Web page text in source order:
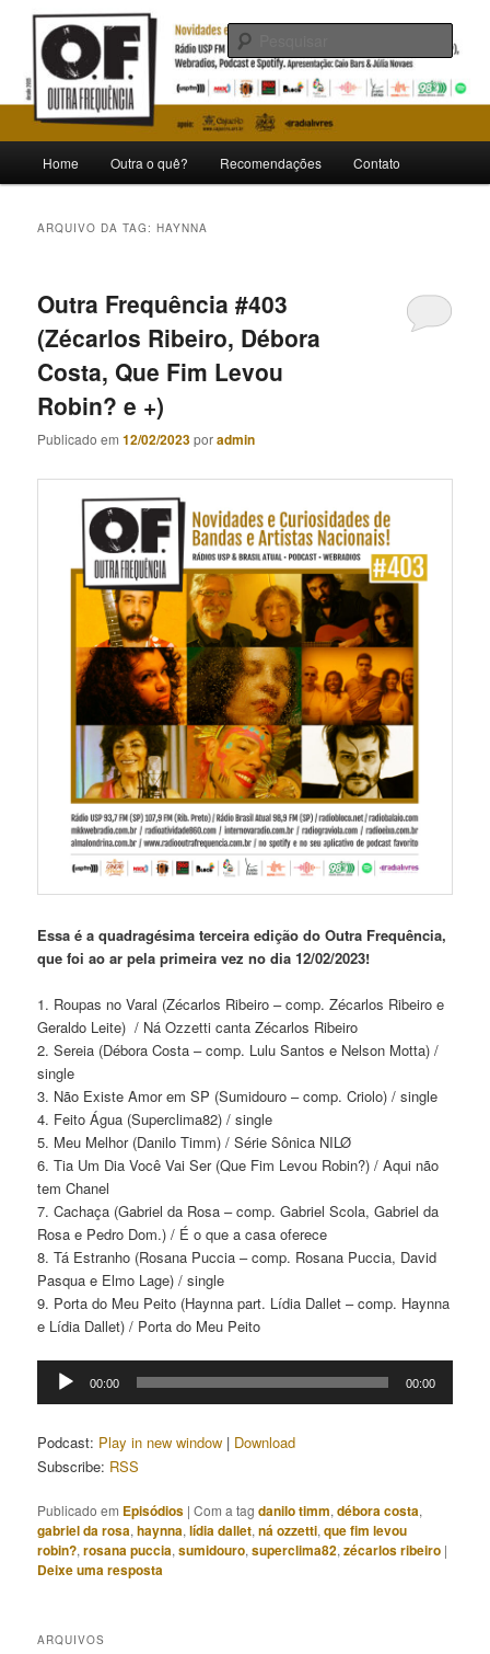
Pular
conteúdo
principal
Pular
conteúdo
secundárioOutra Frequência
Novidades e curiosidades de bandas e artistas nacionais
principal
Home Outra o quê? Recomendações Contato
ARQUIVO DA TAG:HAYNNA
Outra Frequência #403
(Zécarlos Ribeiro, Débora
Costa, Que Fim Levou
Robin? e +)
Publicado em12/02/2023poradmin
Essa é a quadragésima terceira edição do Outra Frequência,
que foi ao ar pela primeira vez no dia 12/02/2023!
1. Roupas no Varal (Zécarlos Ribeiro – comp. Zécarlos Ribeiro e
Geraldo Leite) / Ná Ozzetti canta Zécarlos Ribeiro
2. Sereia (Débora Costa – comp. Lulu Santos e Nelson Motta) /
single
3. Não Existe Amor em SP (Sumidouro – comp. Criolo) / single
4. Feito Água (Superclima82) / single
5. Meu Melhor (Danilo Timm) / Série Sônica NILØ
6. Tia Um Dia Você Vai Ser (Que Fim Levou Robin?) / Aqui não
tem Chanel
7. Cachaça (Gabriel da Rosa – comp. Gabriel Scola, Gabriel da
Rosa e Pedro Dom.) / É o que a casa oferece
8. Tá Estranho (Rosana Puccia – comp. Rosana Puccia, David
Pasqua e Elmo Lage) / single
9. Porta do Meu Peito (Haynna part. Lídia Dallet – comp. Haynna
e Lídia Dallet) / Porta do Meu Peito
Tocador
00:00 00:00
Podcast: Play in new window | Download
Subscribe: RSS
Publicado em Episódios |Com a tagdanilo timm,débora costa,
gabriel da rosa,haynna,lídia dallet,ná ozzetti,que fim levou
robin?,rosana puccia,sumidouro,superclima82,zécarlos ribeiro |
Deixe uma resposta
ARQUIVOS